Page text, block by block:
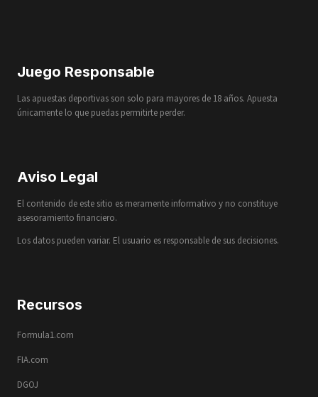
Juego Responsable
Las apuestas deportivas son solo para mayores de 18 años. Apuesta
únicamente lo que puedas permitirte perder.
Aviso Legal
El contenido de este sitio es meramente informativo y no constituye
asesoramiento financiero.
Los datos pueden variar. El usuario es responsable de sus decisiones.
Recursos
Formula1.com
FIA.com
DGOJ